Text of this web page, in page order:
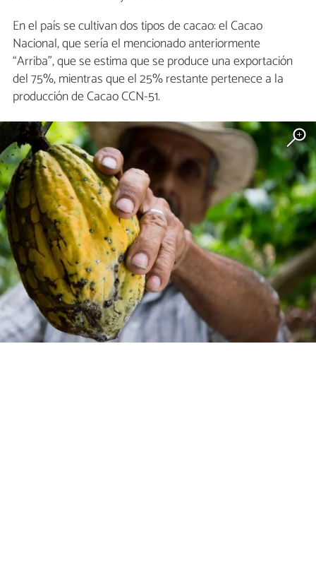
En el país se cultivan dos tipos de cacao: el Cacao
Nacional, que sería el mencionado anteriormente
“Arriba”, que se estima que se produce una exportación
del 75%, mientras que el 25% restante pertenece a la
producción de Cacao CCN-51.